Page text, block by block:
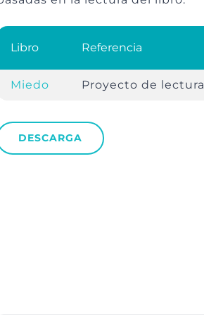
Libro Referencia
Miedo Proyecto de lectura
DESCARGA